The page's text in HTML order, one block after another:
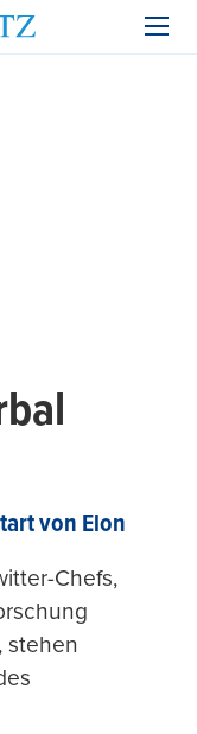
von Elon
Chefs,
stehen